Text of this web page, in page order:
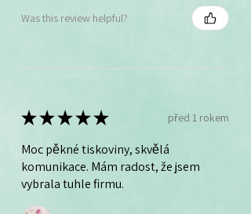
Was this review helpful?
★★★★★ před 1 rokem
Moc pěkné tiskoviny, skvělá
komunikace. Mám radost, že jsem
vybrala tuhle firmu.